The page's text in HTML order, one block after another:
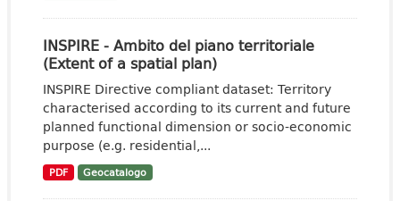
INSPIRE - Ambito del piano territoriale
(Extent of a spatial plan)
INSPIRE Directive compliant dataset: Territory
characterised according to its current and future
planned functional dimension or socio-economic
purpose (e.g. residential,...
PDF Geocatalogo